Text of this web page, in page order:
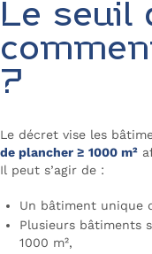
Le seuil
?
Le décret vise les
de plancher ≥ 1000 m²
Il peut s’agir de :
Un bâtiment unique
Plusieurs bâtiments
1000 m²,